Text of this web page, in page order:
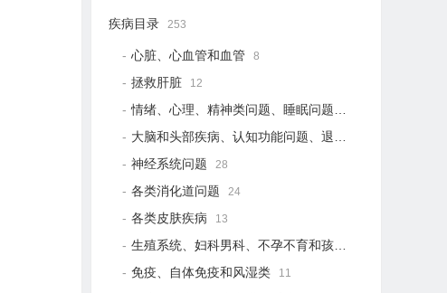
疾病目录 253
心脏、心血管和血管 8
拯救肝脏 12
情绪、心理、精神类问题、睡眠问题 18
大脑和头部疾病、认知功能问题、退行性疾病
神经系统问题 28
各类消化道问题 24
各类皮肤疾病 13
生殖系统、妇科男科、不孕不育和孩子健康
免疫、自体免疫和风湿类 11